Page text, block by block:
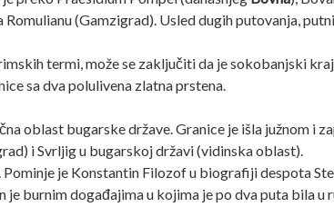
Romulianu (Gamzigrad). Usled dugih putovanja,
termi, može se zaključiti da je sokobanjski
sa dva polulivena zlatna prstena.
oblast bugarske države. Granice je išla južnom i
i Svrljig u bugarskoj državi (vidinska oblast).
je Konstantin Filozof u biografiji despota
burnim događajima u kojima je po dva puta bila u